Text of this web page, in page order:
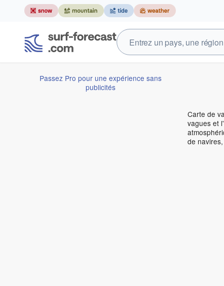
Passez Pro pour une expérience sans
publicités
Carte de
vagues et
de